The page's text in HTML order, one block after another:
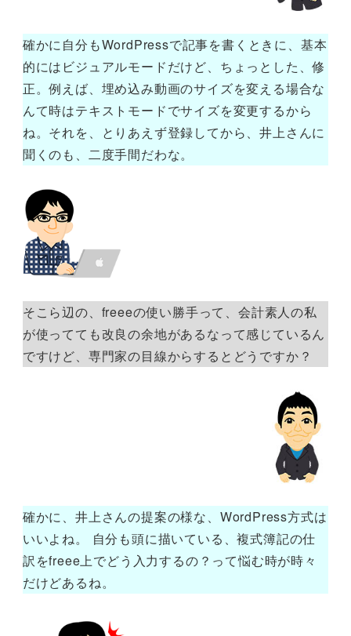
確かに自分もWordPressで記事を書くときに、基本
的にはビジュアルモードだけど、ちょっとした、修
正。例えば、埋め込み動画のサイズを変える場合な
んて時はテキストモードでサイズを変更するから
ね。それを、とりあえず登録してから、井上さんに
聞くのも、二度手間だわな。
そこら辺の、freeeの使い勝手って、会計素人の私
が使ってても改良の余地があるなって感じているん
ですけど、専門家の目線からするとどうですか？
確かに、井上さんの提案の様な、WordPress方式は
いいよね。 自分も頭に描いている、複式簿記の仕
訳をfreee上でどう入力するの？って悩む時が時々
だけどあるね。